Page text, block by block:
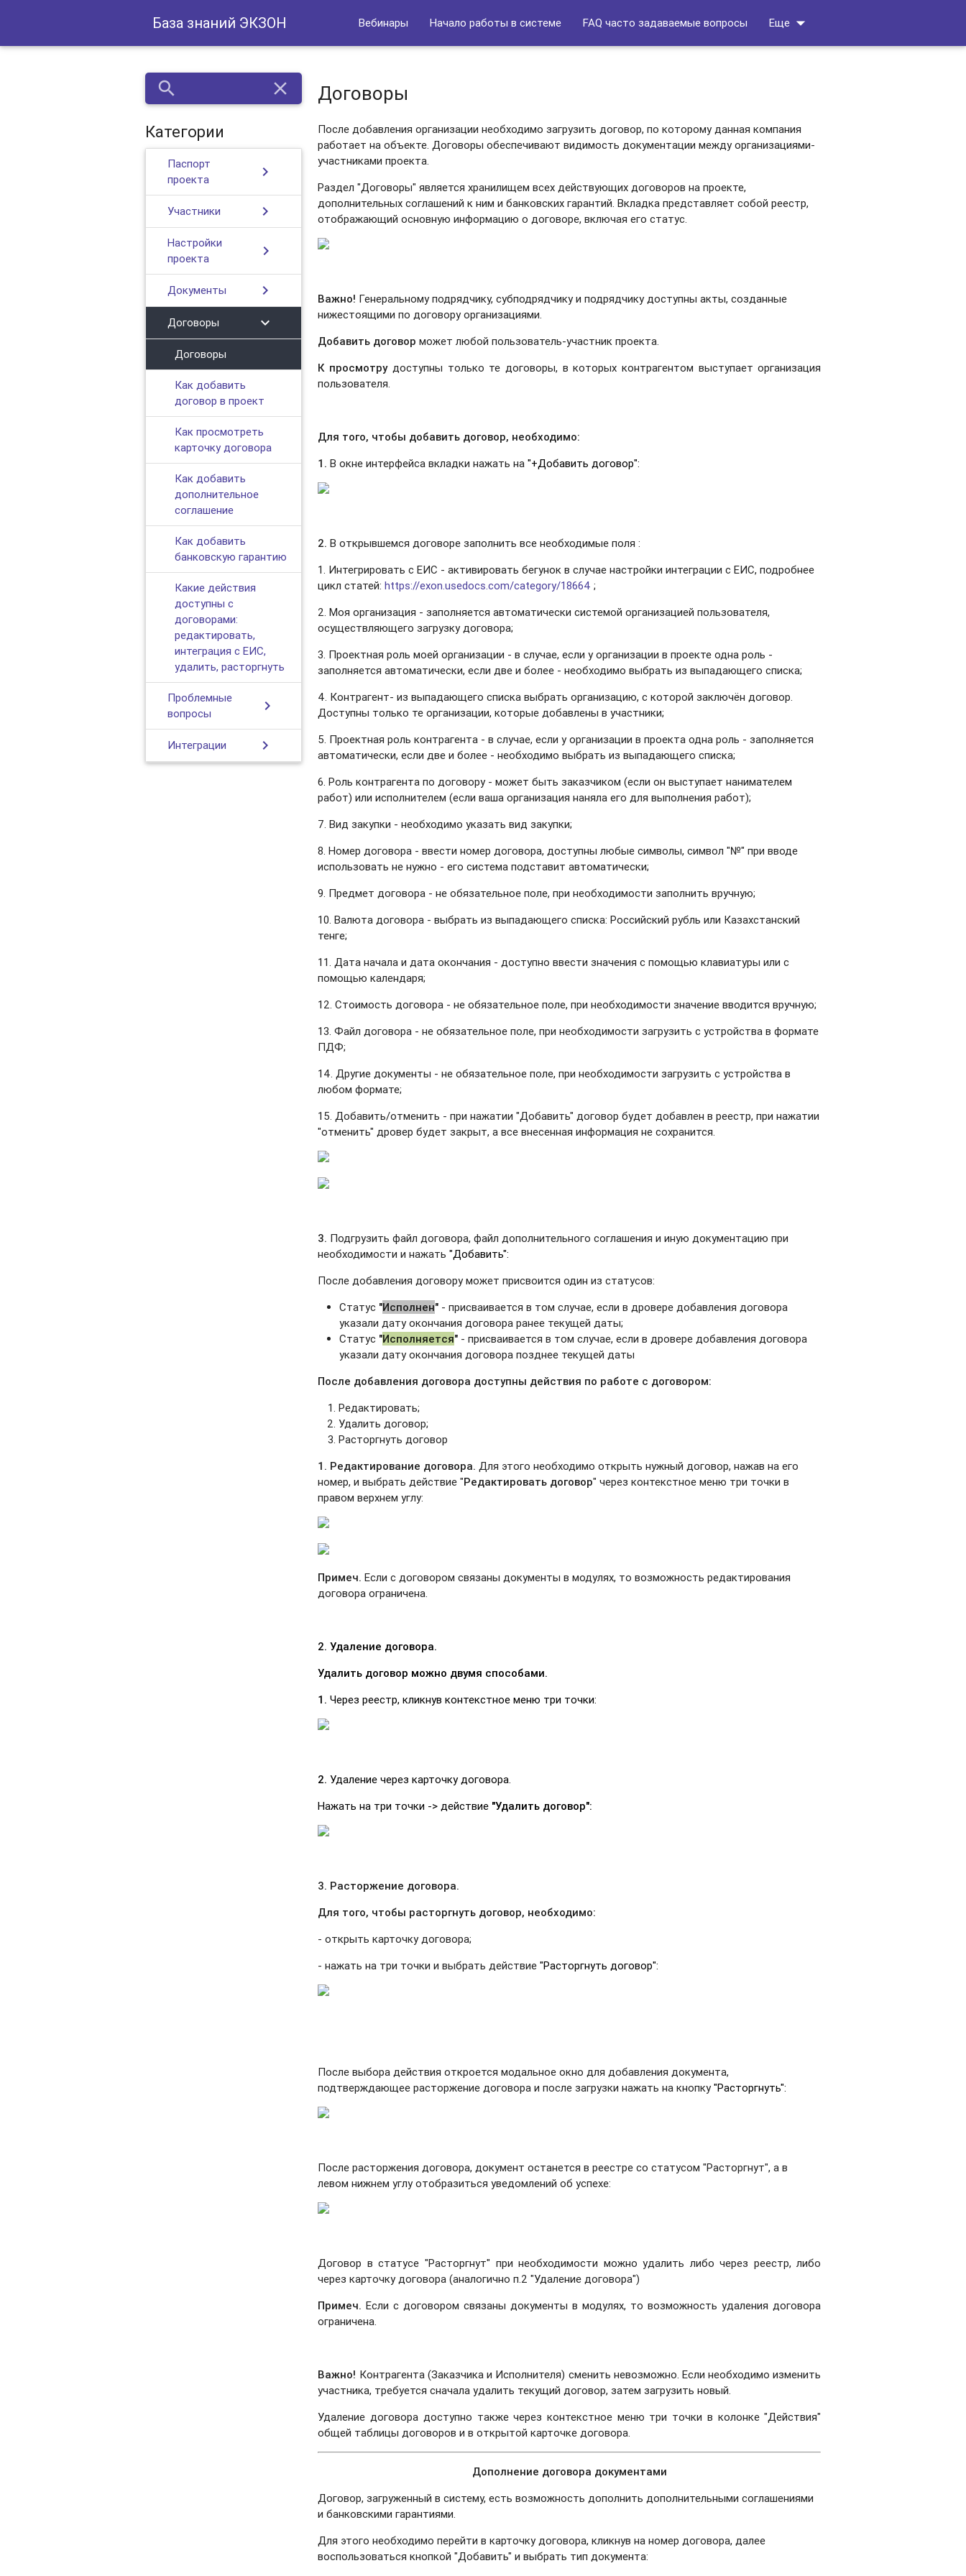
База знаний ЭКЗОН Вебинары Начало работы в системе FAQ часто задаваемые вопросы Ещеarrow_drop_down
search close
Категории
Паспорт
проекта
chevron_right
Участники chevron_right
Настройки
проекта
chevron_right
Документы chevron_right
Договоры chevron_right
Договоры
Как добавить
договор в проект
Как просмотреть
карточку договора
Как добавить
дополнительное
соглашение
Как добавить
банковскую гарантию
Какие действия
доступны с
договорами:
редактировать,
интеграция с ЕИС,
удалить, расторгнуть
Проблемные
вопросы
chevron_right
Интеграции chevron_right
Договоры
После добавления организации необходимо загрузить договор, по которому данная компания
работает на объекте. Договоры обеспечивают видимость документации между организациями-
участниками проекта.
Раздел "Договоры" является хранилищем всех действующих договоров на проекте,
дополнительных соглашений к ним и банковских гарантий. Вкладка представляет собой реестр,
отображающий основную информацию о договоре, включая его статус.
Важно! Генеральному подрядчику, субподрядчику и подрядчику доступны акты, созданные
нижестоящими по договору организациями.
Добавить договорможет любой пользователь-участник проекта.
К просмотрудоступны только те договоры, в которых контрагентом выступает организация
пользователя.
Для того, чтобы добавить договор, необходимо:
1. В окне интерфейса вкладки нажать на"+Добавить договор":
2. В открывшемся договоре заполнить все необходимые поля :
1. Интегрировать с ЕИС - активировать бегунок в случае настройки интеграции с ЕИС, подробнее
цикл статей:https://exon.usedocs.com/category/18664 ;
2. Моя организация - заполняется автоматически системой организацией пользователя,
осуществляющего загрузку договора;
3. Проектная роль моей организации - в случае, если у организации в проекте одна роль -
заполняется автоматически, если две и более - необходимо выбрать из выпадающего списка;
4. Контрагент- из выпадающего списка выбрать организацию, с которой заключён договор.
Доступны только те организации, которые добавлены в участники;
5. Проектная роль контрагента - в случае, если у организации в проекта одна роль - заполняется
автоматически, если две и более - необходимо выбрать из выпадающего списка;
6. Роль контрагента по договору- может быть заказчиком (если он выступает нанимателем
работ) или исполнителем (если ваша организация наняла его для выполнения работ);
7. Вид закупки - необходимо указать вид закупки;
8. Номер договора - ввести номер договора, доступны любые символы, символ "№" при вводе
использовать не нужно - его система подставит автоматически;
9. Предмет договора - не обязательное поле, при необходимости заполнить вручную;
10. Валюта договора - выбрать из выпадающего списка: Российский рубль или Казахстанский
тенге;
11. Дата начала и дата окончания - доступно ввести значения с помощью клавиатуры или с
помощью календаря;
12. Стоимость договора - не обязательное поле, при необходимости значение вводится вручную;
13. Файл договора -не обязательное поле, при необходимости загрузить с устройства в формате
ПДФ;
14. Другие документы - не обязательное поле, при необходимости загрузить с устройства в
любом формате;
15. Добавить/отменить - при нажатии "Добавить" договор будет добавлен в реестр, при нажатии
"отменить" дровер будет закрыт, а все внесенная информация не сохранится.
3. Подгрузить файл договора, файл дополнительного соглашения и иную документацию при
необходимости и нажать"Добавить":
После добавления договору может присвоится один из статусов:
Статус "Исполнен" - присваивается в том случае, если в дровере добавления договора
указали дату окончания договора ранее текущей даты;
Статус "Исполняется" - присваивается в том случае, если в дровере добавления договора
указали дату окончания договора позднее текущей даты
После добавления договора доступны действия по работе с договором:
Редактировать;
Удалить договор;
Расторгнуть договор
1. Редактирование договора. Для этого необходимо открыть нужный договор, нажав на его
номер, и выбрать действие "Редактировать договор" через контекстное меню три точки в
правом верхнем углу:
Примеч.Если с договором связаны документы в модулях, то возможность редактирования
договора ограничена.
2. Удаление договора.
Удалить договор можно двумя способами.
1. Через реестр, кликнув контекстное меню три точки:
2. Удаление через карточку договора.
Нажать на три точки -> действие "Удалить договор":
3. Расторжение договора.
Для того, чтобы расторгнуть договор, необходимо:
- открыть карточку договора;
- нажать на три точки и выбрать действие"Расторгнуть договор":
После выбора действия откроется модальное окно для добавления документа,
подтверждающее расторжение договора и после загрузки нажать на кнопку"Расторгнуть":
После расторжения договора, документ останется в реестре со статусом "Расторгнут", а в
левом нижнем углу отобразиться уведомлений об успехе:
Договор в статусе "Расторгнут" при необходимости можно удалить либо через реестр, либо
через карточку договора (аналогично п.2 "Удаление договора")
Примеч. Если с договором связаны документы в модулях, то возможность удаления договора
ограничена.
Важно! Контрагента (Заказчика и Исполнителя) сменить невозможно. Если необходимо изменить
участника, требуется сначала удалить текущий договор, затем загрузить новый.
Удаление договора доступно также через контекстное меню три точки в колонке "Действия"
общей таблицы договоров и в открытой карточке договора.
Дополнение договора документами
Договор, загруженный в систему, есть возможность дополнить дополнительными соглашениями
и банковскими гарантиями.
Для этого необходимо перейти в карточку договора, кликнув на номер договора, далее
воспользоваться кнопкой "Добавить" и выбрать тип документа: